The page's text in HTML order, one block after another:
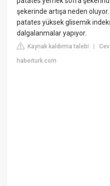
şekerinde artışa neden
patates yüksek glisemik
dalgalanmalar yapıyor.
Kaynak kaldırma talebi |
haberturk.com